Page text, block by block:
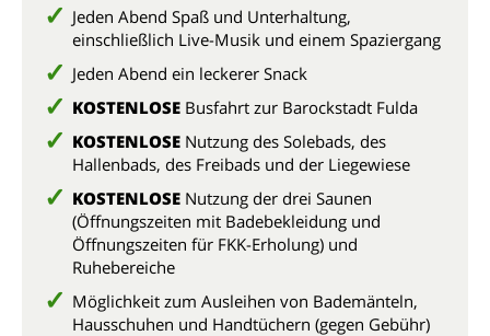
Jeden Abend Spaß und Unterhaltung,
einschließlich Live-Musik und einem Spaziergang
Jeden Abend ein leckerer Snack
KOSTENLOSE Busfahrt zur Barockstadt Fulda
KOSTENLOSE Nutzung des Solebads, des
Hallenbads, des Freibads und der Liegewiese
KOSTENLOSE Nutzung der drei Saunen
(Öffnungszeiten mit Badebekleidung und
Öffnungszeiten für FKK-Erholung) und
Ruhebereiche
Möglichkeit zum Ausleihen von Bademänteln,
Hausschuhen und Handtüchern (gegen Gebühr)